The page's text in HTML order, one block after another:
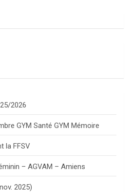
2026
GYM Santé GYM Mémoire
la FFSV
– AGVAM – Amiens
2025)